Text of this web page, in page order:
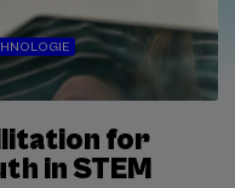
for
in STEM